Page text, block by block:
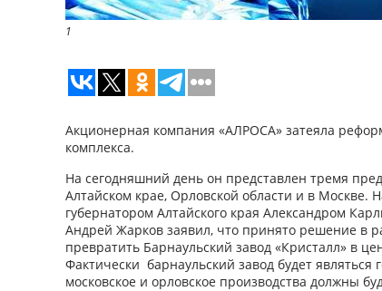
1
Акционерная компания «АЛРОСА» затеяла
комплекса.
На сегодняшний день он представлен тремя
Алтайском крае, Орловской области и в Москве.
губернатором Алтайского края Александром
Андрей Жарков заявил, что принято решение в
превратить Барнаульский завод «Кристалл» в
Фактически барнаульский завод будет
московское и орловское производства должны